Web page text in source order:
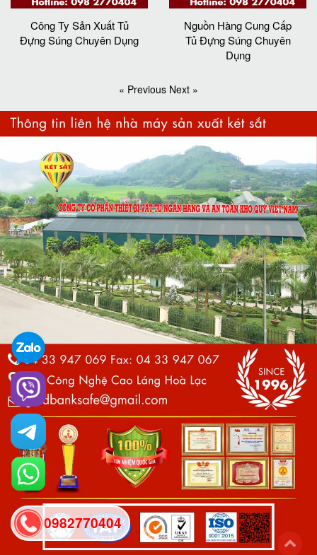
Công Ty Sản Xuất Tủ
Đựng Súng Chuyên Dụng
Nguồn Hàng Cung Cấp
Tủ Đựng Súng Chuyên
Dụng
« Previous Next »
0982770404